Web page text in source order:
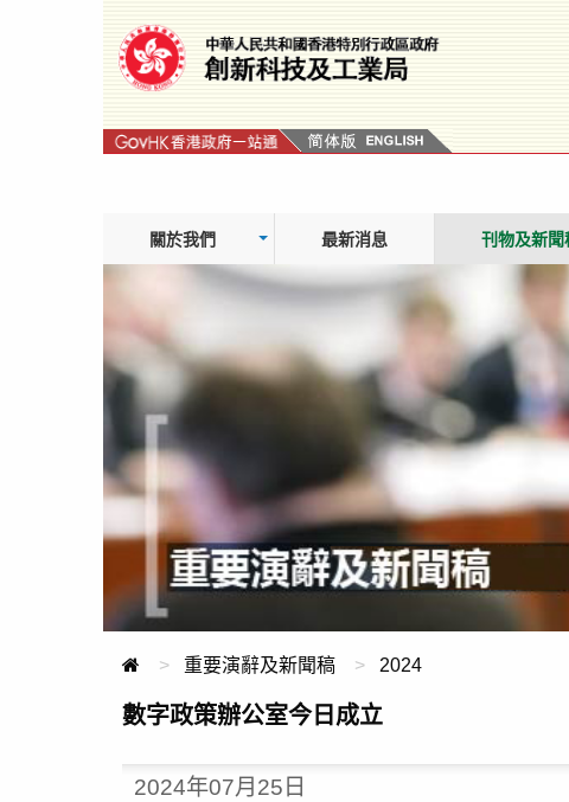
關於我們 最新消息 刊物及新聞
重要演辭及新聞稿 2024
數字政策辦公室今日成立
2024年07月25日